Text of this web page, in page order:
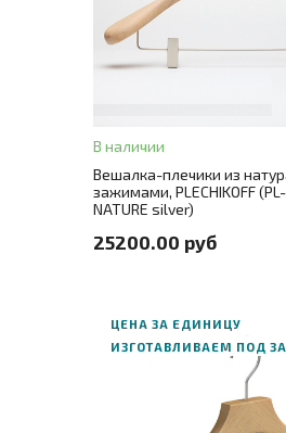
В наличии
Вешалка-плечики из
зажимами, PLECHIKOFF
NATURE silver)
25200.00 руб
Цвет натуральный
Количество в упаковке 30
Материал натуральный бук
ЦЕНА ЗА ЕДИНИЦУ
ИЗГОТАВЛИВАЕМ ПОД